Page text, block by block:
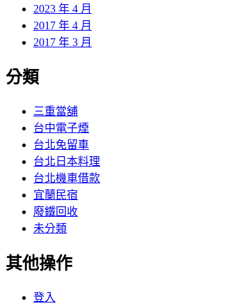
2023 年 4 月
2017 年 4 月
2017 年 3 月
分類
三重當舖
台中電子煙
台北免留車
台北日本料理
台北機車借款
宜蘭民宿
廢鐵回收
未分類
其他操作
登入